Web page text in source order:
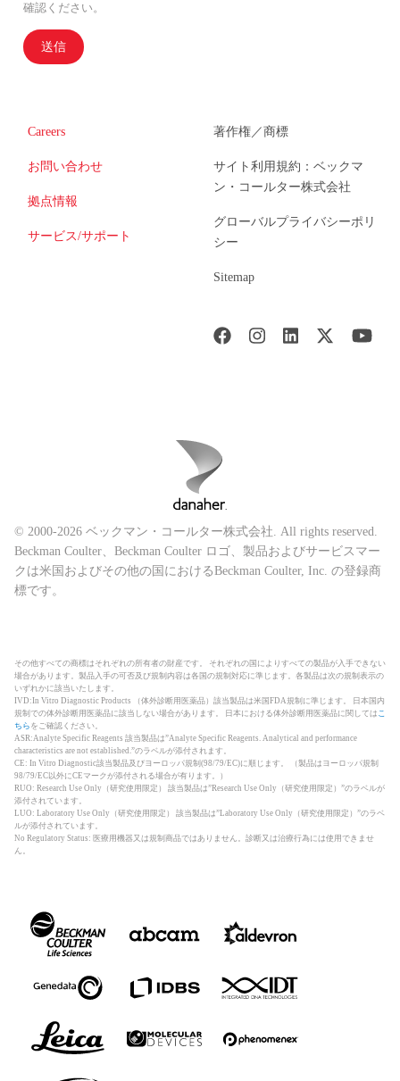
確認ください。
送信
Careers
お問い合わせ
拠点情報
サービス/サポート
著作権／商標
サイト利用規約：ベックマ
ン・コールター株式会社
グローバルプライバシーポリ
シー
Sitemap
© 2000-2026 ベックマン・コールター株式会社. All rights reserved.
Beckman Coulter、Beckman Coulter ロゴ、製品およびサービスマー
クは米国およびその他の国におけるBeckman Coulter, Inc. の登録商
標です。
その他すべての商標はそれぞれの所有者の財産です。 それぞれの国によりすべての製品が入手できない
場合があります。製品入手の可否及び規制内容は各国の規制対応に準じます。各製品は次の規制表示の
いずれかに該当いたします。
IVD:In Vitro Diagnostic Products （体外診断用医薬品）該当製品は米国FDA規制に準じます。 日本国内
規制での体外診断用医薬品に該当しない場合があります。 日本における体外診断用医薬品に関しては こ
ちら をご確認ください。
ASR:Analyte Specific Reagents 該当製品は”Analyte Specific Reagents. Analytical and performance
characteristics are not established.”のラベルが添付されます。
CE: In Vitro Diagnostic該当製品及びヨーロッパ規制(98/79/EC)に順じます。 （製品はヨーロッパ規制
98/79/EC以外にCEマークが添付される場合が有ります。）
RUO: Research Use Only（研究使用限定） 該当製品は”Research Use Only（研究使用限定）”のラベルが
添付されています。
LUO: Laboratory Use Only（研究使用限定） 該当製品は”Laboratory Use Only（研究使用限定）”のラベ
ルが添付されています。
No Regulatory Status: 医療用機器又は規制商品ではありません。診断又は治療行為には使用できませ
ん。